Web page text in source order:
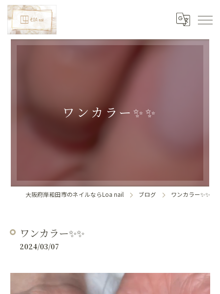
ワンカラー✨✨
大阪府岸和田市のネイルならLoa nail ブログ ワンカラー✨✨
ワンカラー✨✨
2024/03/07